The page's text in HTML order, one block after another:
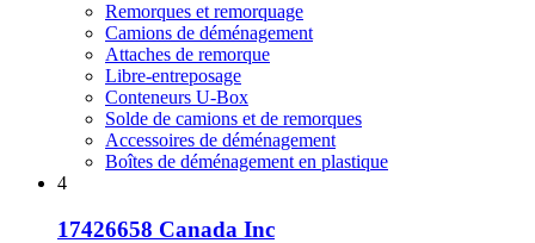
Remorques et remorquage
Camions de déménagement
Attaches de remorque
Libre-entreposage
Conteneurs U-Box
Solde de camions et de remorques
Accessoires de déménagement
Boîtes de déménagement en plastique
4
17426658 Canada Inc